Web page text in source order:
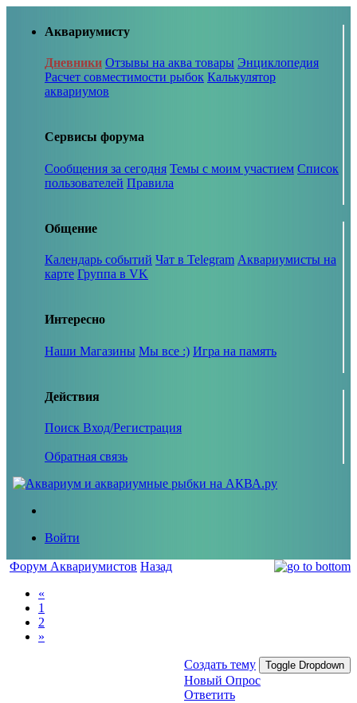
Аквариумисту
Дневники Отзывы на аква товары Энциклопедия
Расчет совместимости рыбок Калькулятор
аквариумов
Сервисы форума
Сообщения за сегодня Темы с моим участием Список
пользователей Правила
Общение
Календарь событий Чат в Telegram Аквариумисты на
карте Группа в VK
Интересно
Наши Магазины Мы все :) Игра на память
Действия
Поиск Вход/Регистрация
Обратная связь
Войти
Форум Аквариумистов Назад
«
1
2
»
Создать тему Toggle Dropdown
Новый Опрос
Ответить